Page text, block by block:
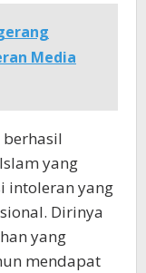
Media
berhasil
yang
intoleran yang
Dirinya
yang
mendapat